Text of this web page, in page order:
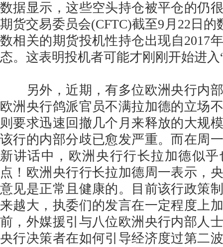
数据显示，这些空头持仓被平仓的仍
期货交易委员会(CFTC)截至9月22日的
数相关的期货投机性持仓出现自2017
态。这表明投机者可能才刚刚开始进
另外，近期，有多位欧洲央行内部
欧洲央行鸽派官员不满拉加德的立场
则要求迅速回撤几个月来释放的大规
该行的内部分歧已愈发严重。而在周
新讲话中，欧洲央行行长拉加德似
点！欧洲央行行长拉加德周一表示，
意见是正常且健康的。目前该行政策
来越大，执委们的发言在一定程度上
前，外媒援引与八位欧洲央行内部人
央行决策者在如何引导经济度过第二